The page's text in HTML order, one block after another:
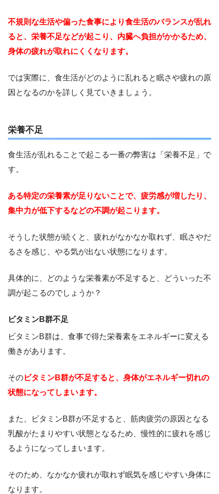
不規則な生活や偏った食事により食生活のバランスが乱れ
ると、栄養不足などが起こり、内臓へ負担がかかるため、
身体の疲れが取れにくくなります。
では実際に、食生活がどのように乱れると眠さや疲れの原
因となるのかを詳しく見ていきましょう。
栄養不足
食生活が乱れることで起こる一番の弊害は「栄養不足」で
す。
ある特定の栄養素が足りないことで、疲労感が増したり、
集中力が低下するなどの不調が起こります。
そうした状態が続くと、疲れがなかなか取れず、眠さやだ
るさを感じ、やる気が出ない状態になります。
具体的に、どのような栄養素が不足すると、どういった不
調が起こるのでしょうか？
ビタミンB群不足
ビタミンB群は、食事で得た栄養素をエネルギーに変える
働きがあります。
そのビタミンB群が不足すると、身体がエネルギー切れの
状態になってしまいます。
また、ビタミンB群が不足すると、筋肉疲労の原因となる
乳酸がたまりやすい状態となるため、慢性的に疲れを感じ
るようになってしまいます。
そのため、なかなか疲れが取れず眠気を感じやすい身体に
なります。